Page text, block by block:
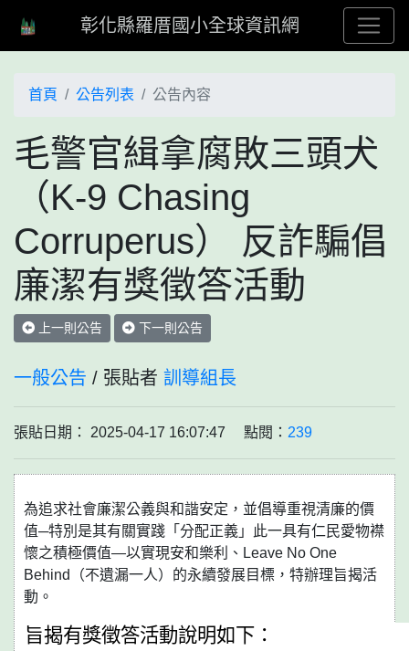
彰化縣羅厝國小全球資訊網
首頁 公告列表 公告內容
毛警官緝拿腐敗三頭犬
（K-9 Chasing
Corruperus） 反詐騙倡
廉潔有獎徵答活動
上一則公告 下一則公告
一般公告 / 張貼者 訓導組長
張貼日期： 2025-04-17 16:07:47 點閱： 239
為追求社會廉潔公義與和諧安定，並倡導重視清廉的價
值─特別是其有關實踐「分配正義」此一具有仁民愛物襟
懷之積極價值—以實現安和樂利、Leave No One
Behind（不遺漏一人）的永續發展目標，特辦理旨揭活
動。
旨揭有獎徵答活動說明如下：